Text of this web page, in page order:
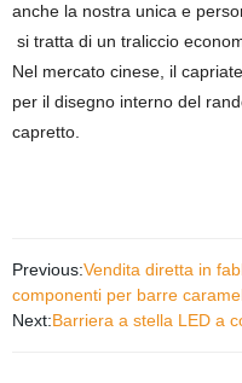
anche la nostra unica e
si tratta di un traliccio
Nel mercato cinese, il
per il disegno interno del
capretto.
Previous:Vendita diretta in
componenti per barre
Next:Barriera a stella LED a